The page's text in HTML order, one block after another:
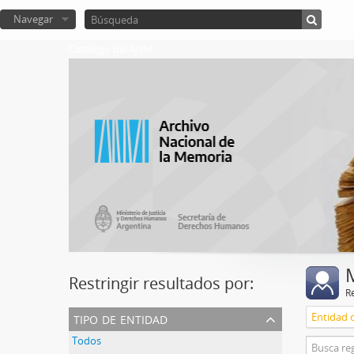
Navegar
Restringir resultados por:
tipo de entidad
Todos
Entidad